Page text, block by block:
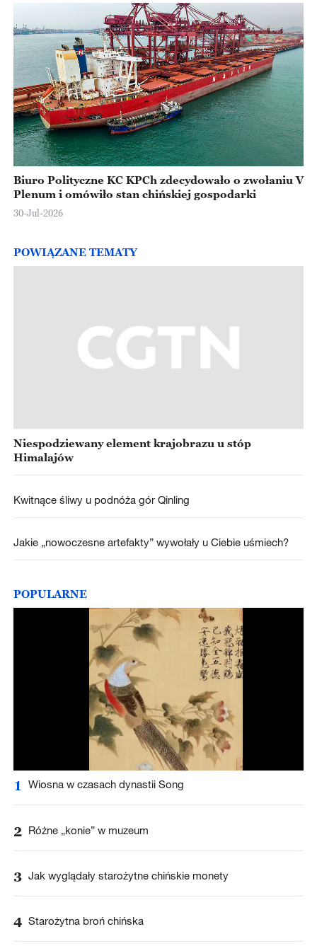
Biuro Polityczne KC KPCh zdecydowało o zwołaniu V
Plenum i omówiło stan chińskiej gospodarki
30-Jul-2026
POWIĄZANE TEMATY
Niespodziewany element krajobrazu u stóp
Himalajów
Kwitnące śliwy u podnóża gór Qinling
Jakie „nowoczesne artefakty” wywołały u Ciebie uśmiech?
POPULARNE
1 Wiosna w czasach dynastii Song
2 Różne „konie” w muzeum
3 Jak wyglądały starożytne chińskie monety
4 Starożytna broń chińska